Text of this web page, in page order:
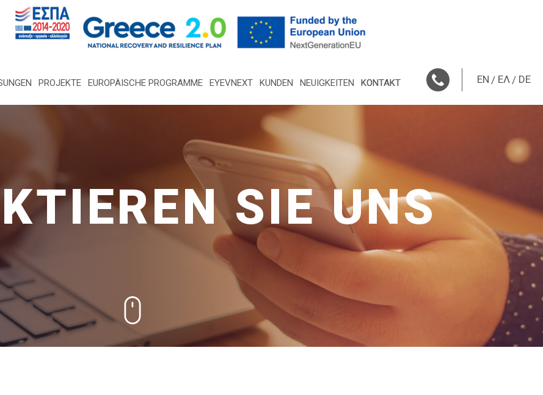
PROJEKTE EUROPÄISCHE PROGRAMME EYEVNEXT KUNDEN NEUIGKEITEN KONTAKT EN ΕΛ DE
SIE UNS